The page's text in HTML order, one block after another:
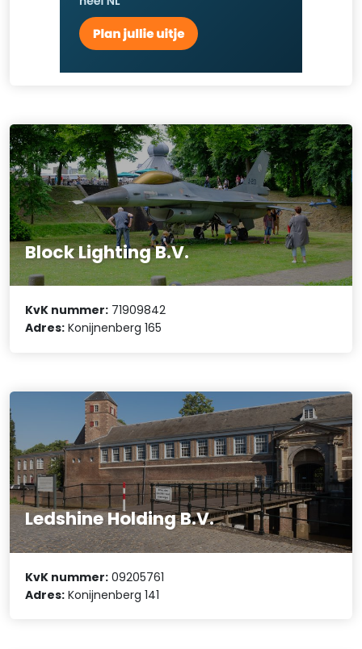
Block Lighting B.V.
KvK nummer: 71909842
Adres: Konijnenberg 165
Ledshine Holding B.V.
KvK nummer: 09205761
Adres: Konijnenberg 141